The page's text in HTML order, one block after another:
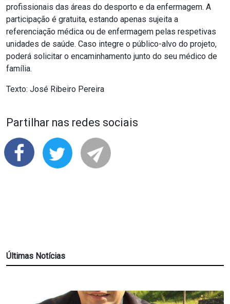
profissionais das áreas do desporto e da enfermagem. A
participação é gratuita, estando apenas sujeita a
referenciação médica ou de enfermagem pelas respetivas
unidades de saúde. Caso integre o público-alvo do projeto,
poderá solicitar o encaminhamento junto do seu médico de
família.
Texto: José Ribeiro Pereira
Partilhar nas redes sociais
Últimas Notícias